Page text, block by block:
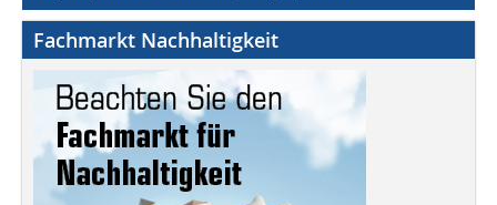
Fachmarkt Nachhaltigkeit